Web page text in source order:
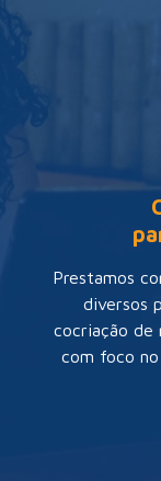
Prestamos
diversos
cocriação de
com foco no